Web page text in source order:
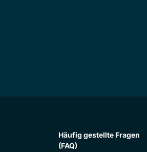
Häufig gestellte Fragen
(FAQ)